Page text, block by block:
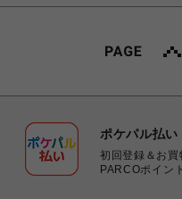
ポケパル払い
初回登録＆お
PARCOポイン